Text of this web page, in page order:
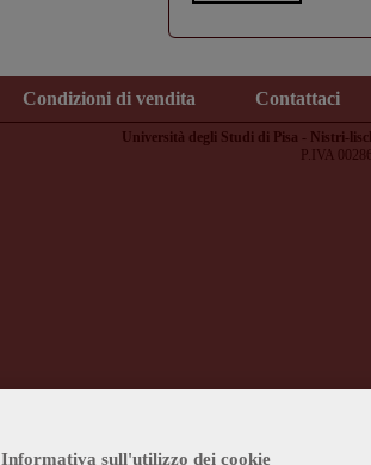
Informativa sull'utilizzo dei cookie
Condizioni di vendita Contattaci
Università degli Studi di Pisa - Nistri-
P.IVA